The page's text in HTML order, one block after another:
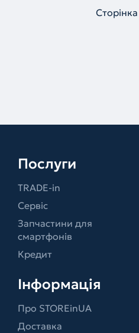
Послуги
TRADE-in
Сервіс
Запчастини для
смартфонів
Кредит
Інформація
Про STOREinUA
Доставка